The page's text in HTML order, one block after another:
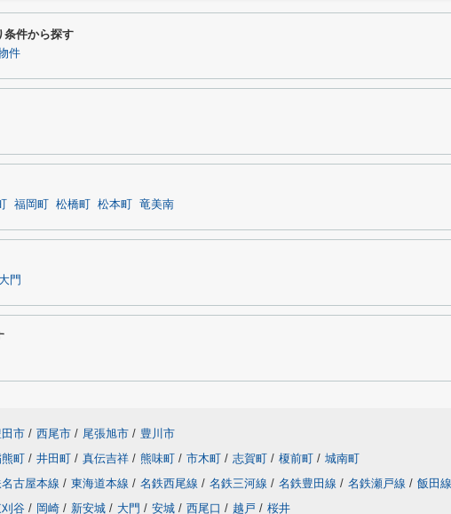
条件から探す
件
福岡町 松橋町 松本町 竜美南
大門
田市 / 西尾市 / 尾張旭市 / 豊川市
町 / 井田町 / 真伝吉祥 / 熊味町 / 市木町 / 志賀町 / 榎前町 / 城南町
古屋本線 / 東海道本線 / 名鉄西尾線 / 名鉄三河線 / 名鉄豊田線 / 名鉄瀬戸線 / 飯田線
谷 / 岡崎 / 新安城 / 大門 / 安城 / 西尾口 / 越戸 / 桜井